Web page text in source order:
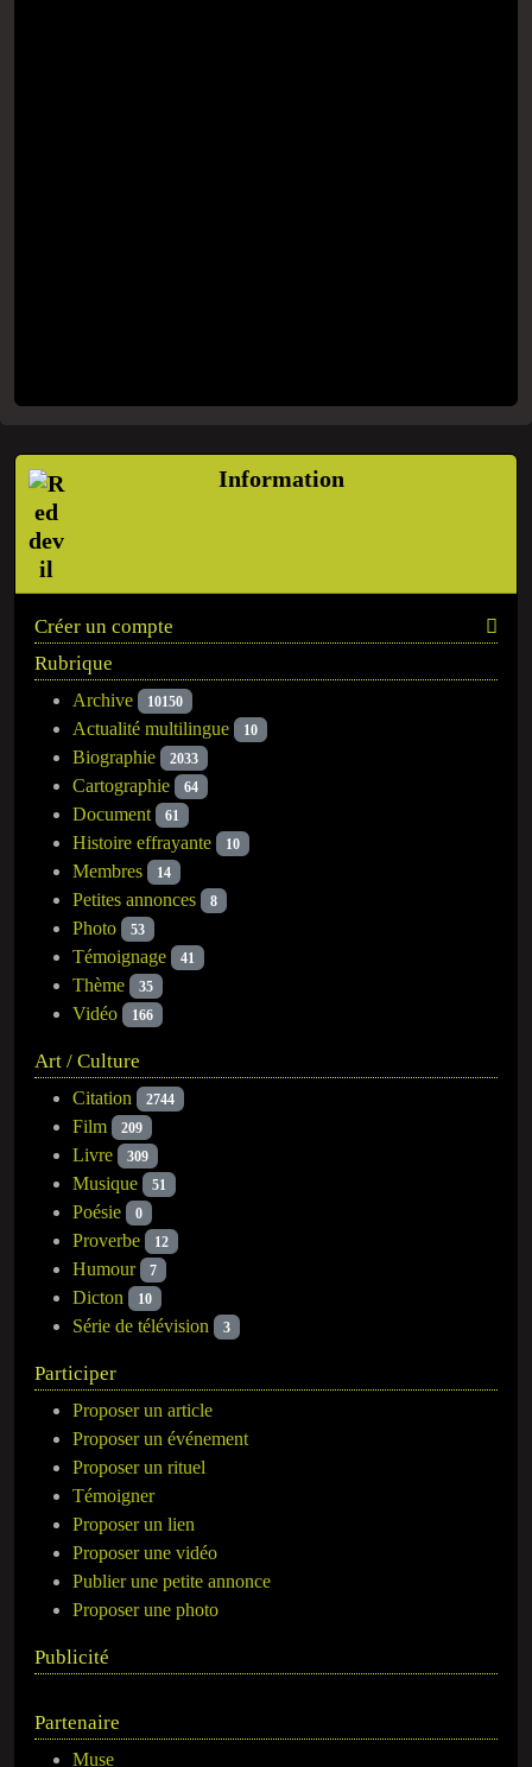
Information
Créer un compte
Rubrique
Archive 10150
Actualité multilingue 10
Biographie 2033
Cartographie 64
Document 61
Histoire effrayante 10
Membres 14
Petites annonces 8
Photo 53
Témoignage 41
Thème 35
Vidéo 166
Art / Culture
Citation 2744
Film 209
Livre 309
Musique 51
Poésie 0
Proverbe 12
Humour 7
Dicton 10
Série de télévision 3
Participer
Proposer un article
Proposer un événement
Proposer un rituel
Témoigner
Proposer un lien
Proposer une vidéo
Publier une petite annonce
Proposer une photo
Publicité
Partenaire
Muse